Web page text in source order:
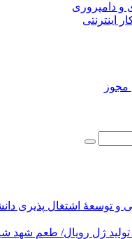
و دامپروری
اينترنتی
مجوز
و توسعۀ اشتغال پذیری
تولید ژل رویال/ طعم شهد